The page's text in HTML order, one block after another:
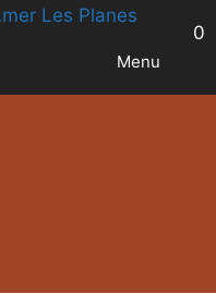
0
Menu